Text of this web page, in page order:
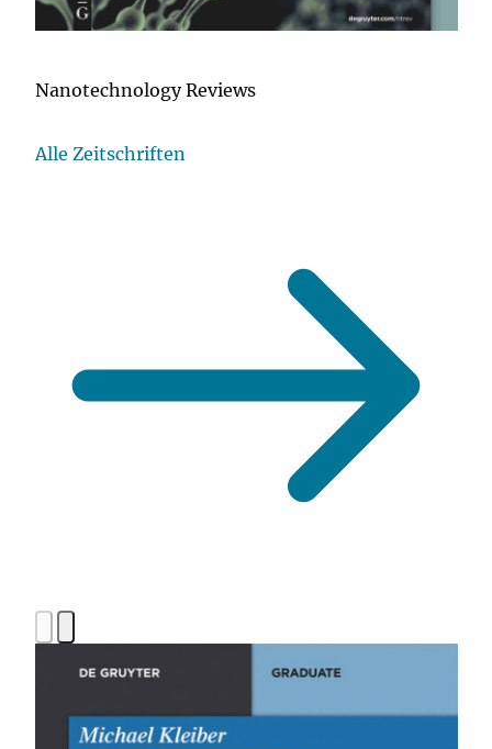
Nanotechnology Reviews
Alle Zeitschriften